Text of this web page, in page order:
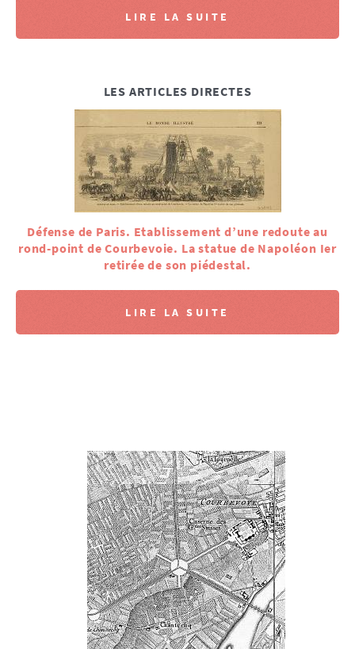
LIRE LA SUITE
LES ARTICLES DIRECTES
Défense de Paris. Etablissement d’une redoute au
rond-point de Courbevoie. La statue de Napoléon Ier
retirée de son piédestal.
LIRE LA SUITE